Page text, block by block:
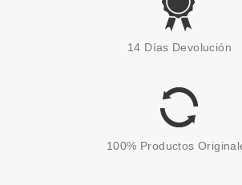
14 Días Devolución
100% Productos